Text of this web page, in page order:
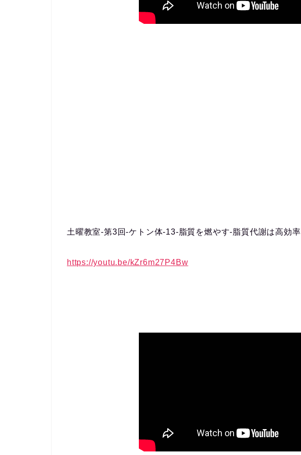
土曜教室-第3回-ケトン体-13-脂質を燃やす-脂質代謝は高効率
https://youtu.be/kZr6m27P4Bw